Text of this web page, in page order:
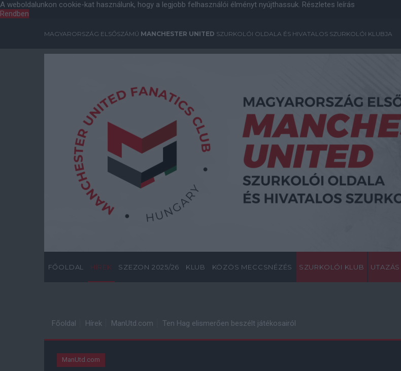
A weboldalunkon cookie-kat használunk, hogy a legjobb felhasználói élményt nyújthassuk. Részletes leírás
Rendben
MAGYARORSZÁG ELSŐSZÁMÚ MANCHESTER UNITED SZURKOLÓI OLDALA ÉS HIVATALOS SZURKOLÓI KLUBJA
FŐOLDAL HÍREK SZEZON 2025/26 KLUB KÖZÖS MECCSNÉZÉS SZURKOLÓI KLUB UTAZÁS
Főoldal Hírek ManUtd.com Ten Hag elismerően beszélt játékosairól
ManUtd.com